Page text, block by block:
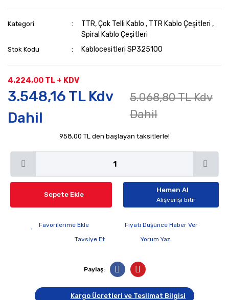
Kategori TTR, Çok Telli Kablo , TTR Kablo Çeşitleri ,
Spiral Kablo Çeşitleri
Stok Kodu Kablocesitleri SP325100
4.224,00 TL + KDV
3.548,16 TL Kdv
Dahil
5.068,80 TL Kdv
Dahil
958,00 TL den başlayan taksitlerle!
Sepete Ekle
Hemen Al
Alışverişi bitir
Fiyatı Düşünce Haber Ver
Tavsiye Et
Yorum Yaz
Paylaş:
Kargo Ücretleri ve Teslimat Bilgisi